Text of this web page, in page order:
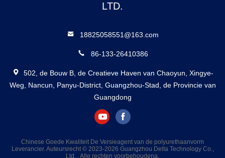
LTD.
18825058551@163.com
86-133-26410386
502, de Bouw B, de Creatieve Haven van Chaoyun, Xingye-
Weg, Nancun, Panyu-District, Guangzhou-Stad, de Provincie van
Guangdong
Chinese Goede Kwaliteit De Versieagent van de polyurethaanvorm
Leverancier. Auteursrecht © 2023-2026 Guangzhou Delta Technology Co.,
Ltd. . Alle rechten voorbehoudena.